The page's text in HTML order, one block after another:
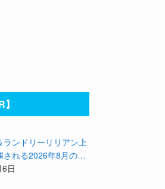
ランドリーリリアン上
される2026年8月のイ
とめてご紹介！
日